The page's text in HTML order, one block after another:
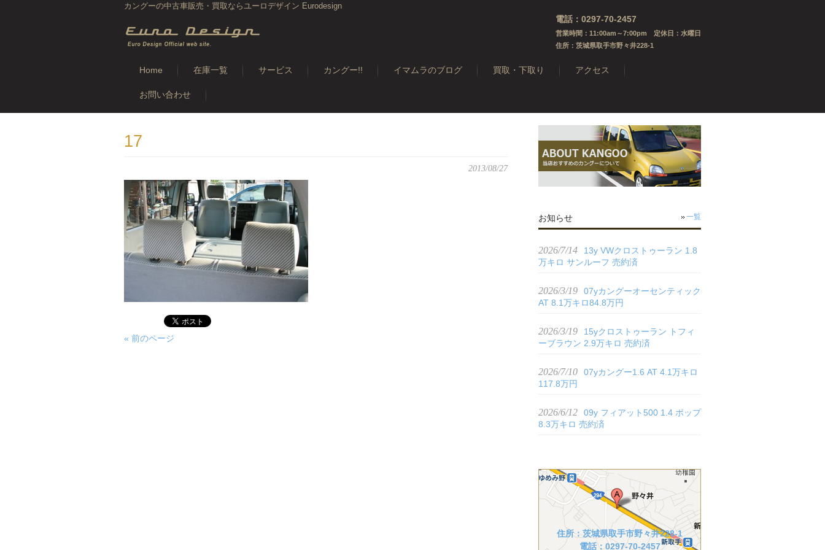
カングーの中古車販売・買取ならユーロデザイン Eurodesign
電話：0297-70-2457
営業時間：11:00am～7:00pm 定休日：水曜日
住所：茨城県取手市野々井228-1
Home 在庫一覧 サービス カングー!! イマムラのブログ 買取・下取り アクセス
お問い合わせ
17
2013/08/27
« 前のページ
お知らせ 一覧
2026/7/14
13y VWクロストゥーラン 1.8
万キロ サンルーフ 売約済
2026/3/19
07yカングーオーセンティック
AT 8.1万キロ84.8万円
2026/3/19
15yクロストゥーラン トフィ
ーブラウン 2.9万キロ 売約済
2026/7/10
07yカングー1.6 AT 4.1万キロ
117.8万円
2026/6/12
09y フィアット500 1.4 ポップ
8.3万キロ 売約済
住所：茨城県取手市野々井228-1
電話：0297-70-2457